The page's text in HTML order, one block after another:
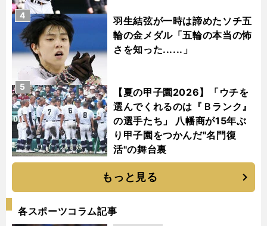
羽生結弦が一時は諦めたソチ五
輪の金メダル「五輪の本当の怖
さを知った......」
4
【夏の甲子園2026】「ウチを
選んでくれるのは『Ｂランク』
の選手たち」 八幡商が15年ぶ
り甲子園をつかんだ"名門復
活"の舞台裏
5
もっと見る
各スポーツコラム記事